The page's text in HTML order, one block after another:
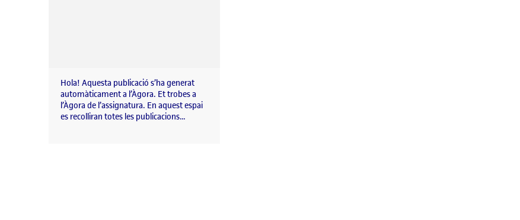
Hola! Aquesta publicació s’ha generat
automàticament a l’Àgora. Et trobes a
l’Àgora de l’assignatura. En aquest espai
es recolliran totes les publicacions…